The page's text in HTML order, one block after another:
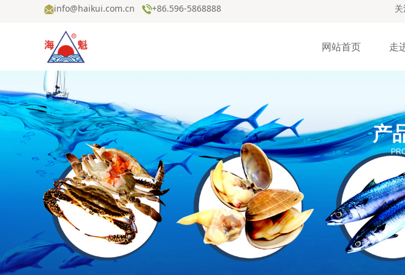
info@haikui.com.cn +86.596-5868888
网站首页 走
产